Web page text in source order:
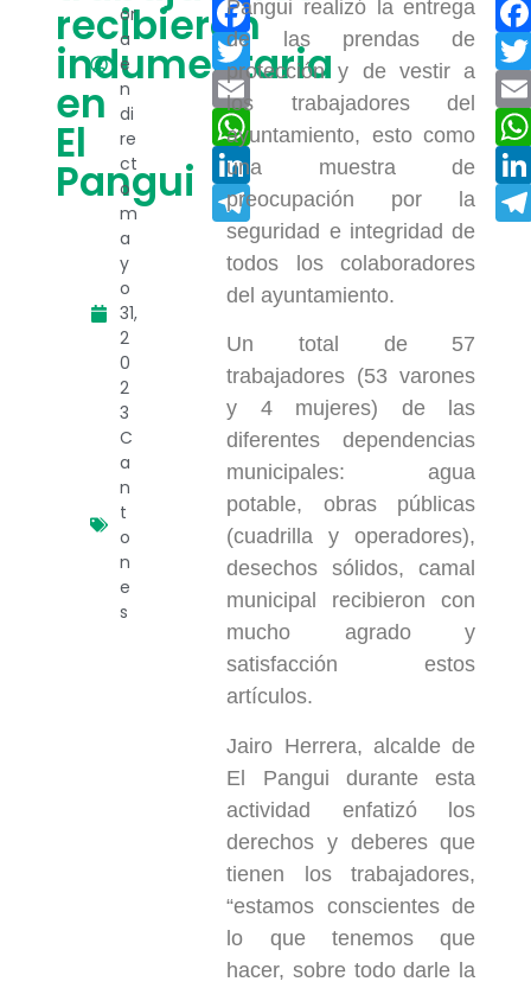
recibieron
indumentaria
en
El
Pangui
or
a
e
n
di
re
ct
o
m
a
y
o
31,
2
0
2
3
C
a
n
t
o
n
e
s
Twitter
Email
WhatsApp
LinkedIn
Telegram
Pangui realizó la entrega
de las prendas de
protección y de vestir a
los trabajadores del
ayuntamiento, esto como
una muestra de
preocupación por la
seguridad e integridad de
todos los colaboradores
del ayuntamiento.
Un total de 57
trabajadores (53 varones
y 4 mujeres) de las
diferentes dependencias
municipales: agua
potable, obras públicas
(cuadrilla y operadores),
desechos sólidos, camal
municipal recibieron con
mucho agrado y
satisfacción estos
artículos.
Jairo Herrera, alcalde de
El Pangui durante esta
actividad enfatizó los
derechos y deberes que
tienen los trabajadores,
“estamos conscientes de
lo que tenemos que
hacer, sobre todo darle la